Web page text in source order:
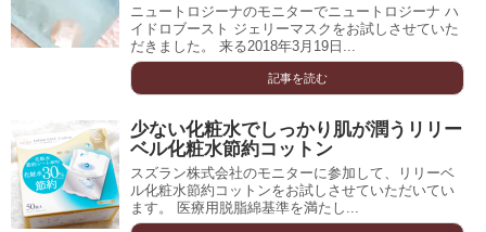
ニュートロジーナのモニターでニュートロジーナ ハ
イドロブースト ジェリーマスクをお試しさせていた
だきました。 来る2018年3月19日...
記事を読む
少ない化粧水でしっかり肌が潤うリリー
ベル化粧水節約コットン
スズラン株式会社のモニターに参加して、リリーベ
ル化粧水節約コットンをお試しさせていただいてい
ます。 医療用脱脂綿基準を満たし...